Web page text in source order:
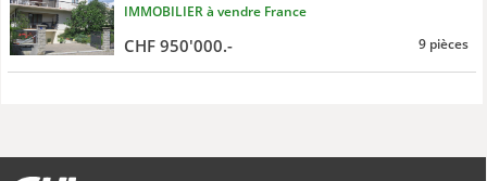
IMMOBILIER à vendre France
CHF 950'000.- 9 pièces